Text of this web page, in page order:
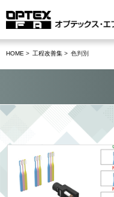
HOME 工程改善集 色判別